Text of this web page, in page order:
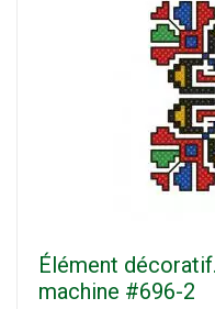
Élément
machine #696-2